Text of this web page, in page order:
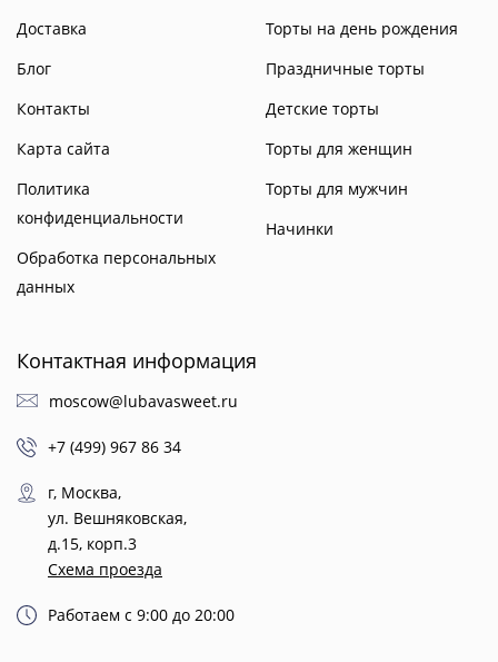
Доставка
Блог
Контакты
Карта сайта
Политика
конфиденциальности
Обработка персональных
данных
Торты на день рождения
Праздничные торты
Детские торты
Торты для женщин
Торты для мужчин
Начинки
Контактная информация
moscow@lubavasweet.ru
+7 (499) 967 86 34
г, Москва,
ул. Вешняковская,
д.15, корп.3
Схема проезда
Работаем с 9:00 до 20:00